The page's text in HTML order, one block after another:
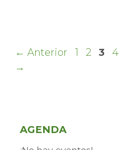
← Anterior Página
1 Página
2 3 4
→
AGENDA